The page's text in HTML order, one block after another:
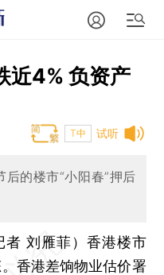
近4% 负资产
试听
T中
的楼市“小阳春”押后
刘雁菲） 香港楼市
香港差饷物业估价署